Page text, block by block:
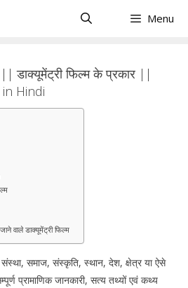
Menu
|| डाक्यूमेंट्री फिल्म के प्रकार ||
Hindi
वाले डाक्यूमेंट्री फिल्म
संस्था, समाज, संस्कृति, स्थान, देश, क्षेत्र या ऐसे
प्रामाणिक जानकारी, सत्य तथ्यों एवं कथ्य